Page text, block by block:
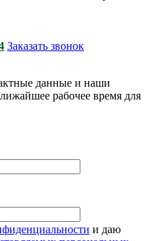
Заказать звонок
данные и наши
рабочее время для
и даю